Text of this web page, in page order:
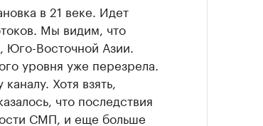
в 21 веке. Идет
Мы видим, что
Юго-Восточной Азии.
уровня уже перезрела.
Хотя взять,
что последствия
СМП, и еще больше